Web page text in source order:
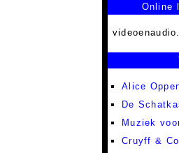
Online
Alice
De
Muziek
Cruyff & Co